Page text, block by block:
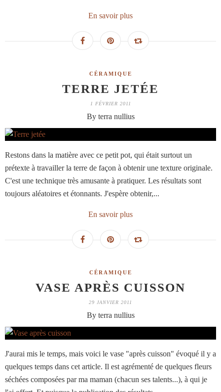
En savoir plus
CÉRAMIQUE
TERRE JETÉE
1 FÉVRIER 2011
By terra nullius
Restons dans la matière avec ce petit pot, qui était surtout un
prétexte à travailler la terre de façon à obtenir une texture originale.
C'est une technique très amusante à pratiquer. Les résultats sont
toujours aléatoires et étonnants. J'espère obtenir,...
En savoir plus
CÉRAMIQUE
VASE APRÈS CUISSON
29 JANVIER 2011
By terra nullius
J'aurai mis le temps, mais voici le vase "après cuisson" évoqué il y a
quelques temps dans cet article. Il est agrémenté de quelques fleurs
séchées composées par ma maman (chacun ses talents...), à qui je